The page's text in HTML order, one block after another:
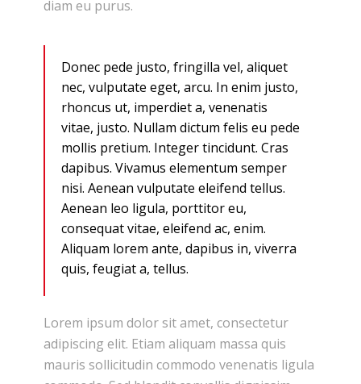
diam eu purus.
Donec pede justo, fringilla vel, aliquet
nec, vulputate eget, arcu. In enim justo,
rhoncus ut, imperdiet a, venenatis
vitae, justo. Nullam dictum felis eu pede
mollis pretium. Integer tincidunt. Cras
dapibus. Vivamus elementum semper
nisi. Aenean vulputate eleifend tellus.
Aenean leo ligula, porttitor eu,
consequat vitae, eleifend ac, enim.
Aliquam lorem ante, dapibus in, viverra
quis, feugiat a, tellus.
Lorem ipsum dolor sit amet, consectetur
adipiscing elit. Etiam aliquam massa quis
mauris sollicitudin commodo venenatis ligula